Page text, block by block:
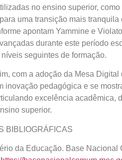
no ensino superior,
uma transição mais
apontam Yammine e
durante este período
seguintes de formação.
a adoção da Mesa Digital
inovação pedagógica e se
excelência acadêmica,
superior.
BIBLIOGRÁFICAS
da Educação. Base